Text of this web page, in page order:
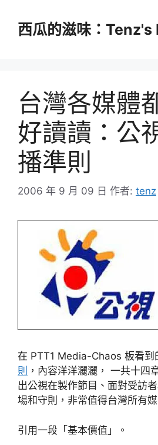
西瓜的滋味：Tenz's
台灣各媒體
好讀讀：公
播準則
2006 年 9 月 09 日 作者: tenz
在 PTT1 Media-Chaos 板看到
則 ，內容洋洋灑灑， 一共十四
出公視在製作節目、面對受訪
場和守則，非常值得台灣所有
引用一段「基本價值」。